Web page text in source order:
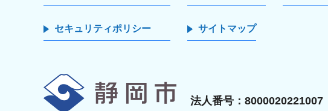
セキュリティポリシー サイトマップ
法人番号：8000020221007